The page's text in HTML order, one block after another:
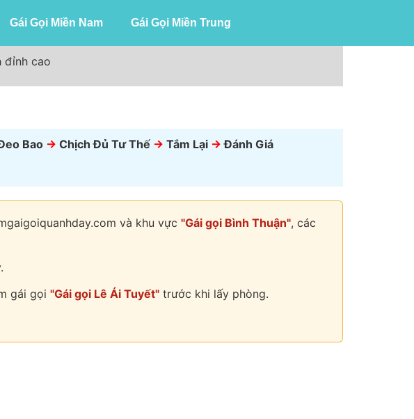
Gái Gọi Miền Nam Gái Gọi Miền Trung
đỉnh cao
Bao -> Chịch Đủ Tư Thế -> Tắm Lại -> Đánh Giá
và khu vực "Gái gọi Bình Thuận", các
gái gọi "Gái gọi Lê Ái Tuyết" trước khi lấy phòng.